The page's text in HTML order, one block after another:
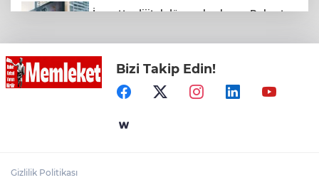
İnşaatta dijital dönem başlıyor... Ruhsat
İstanbul'da 257 bin 850 uyuşturucu hap
ele geçirildi
Kocaeli’de yaz neşesi etkinlikleri yoğun
Bizi Takip Edin!
Gizlilik Politikası